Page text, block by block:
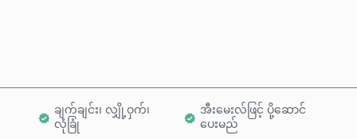
ချက်ချင်း၊ လျှို့ဝှက်၊
လုံခြုံ
အီးမေးလ်ဖြင့် ပို့ဆောင်
ပေးမည်